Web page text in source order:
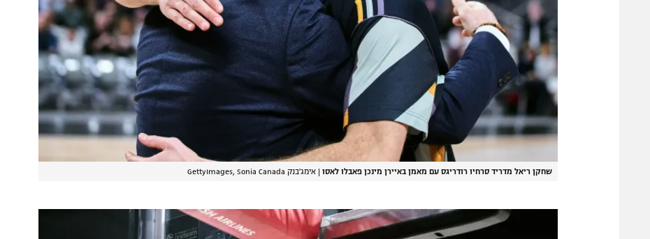
שחקן ריאל מדריד סרחיו רודריגס עם מאמן באיירן מינכן פאבלו לאסו | אימג'בנק GettyImages, Sonia Canada